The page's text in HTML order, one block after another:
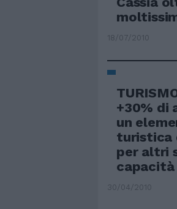
18/07/2010
+30% di
un
turistica
per altri
30/04/2010